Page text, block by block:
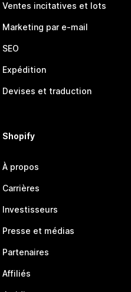
Ventes incitatives et lots
Marketing par e-mail
SEO
Expédition
Devises et traduction
Shopify
À propos
Carrières
Investisseurs
Presse et médias
Partenaires
Affiliés